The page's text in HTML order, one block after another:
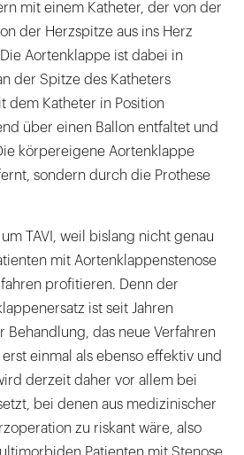
mit einem Katheter, der von der
der Herzspitze aus ins Herz
Aortenklappe ist dabei in
der Spitze des Katheters
dem Katheter in Position
über einen Ballon entfaltet und
körpereigene Aortenklappe
sondern durch die Prothese
TAVI, weil bislang nicht genau
mit Aortenklappenstenose
profitieren. Denn der
ist seit Jahren
Behandlung, das neue Verfahren
einmal als ebenso effektiv und
derzeit daher vor allem bei
bei denen aus medizinischer
zu riskant wäre, also